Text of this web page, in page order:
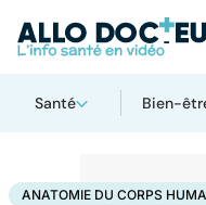
Santé Bien-
AccueilSantéMaladies
ANATOMIE DU CORPS